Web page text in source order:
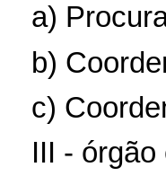
a)
b)
c)
III -